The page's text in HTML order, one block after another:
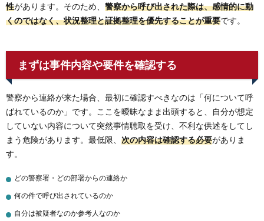
性があります。そのため、 警察から呼び出された際は、感情的に動
くのではなく、状況整理と証拠整理を優先することが重要です。
まずは事件内容や要件を確認する
警察から連絡が来た場合、最初に確認すべきなのは「何について呼
ばれているのか」です。ここを曖昧なまま出頭すると、自分が想定
していない内容について突然事情聴取を受け、不利な供述をしてし
まう危険があります。最低限、 次の内容は確認する必要がありま
す。
どの警察署・どの部署からの連絡か
何の件で呼び出されているのか
自分は被疑者なのか参考人なのか